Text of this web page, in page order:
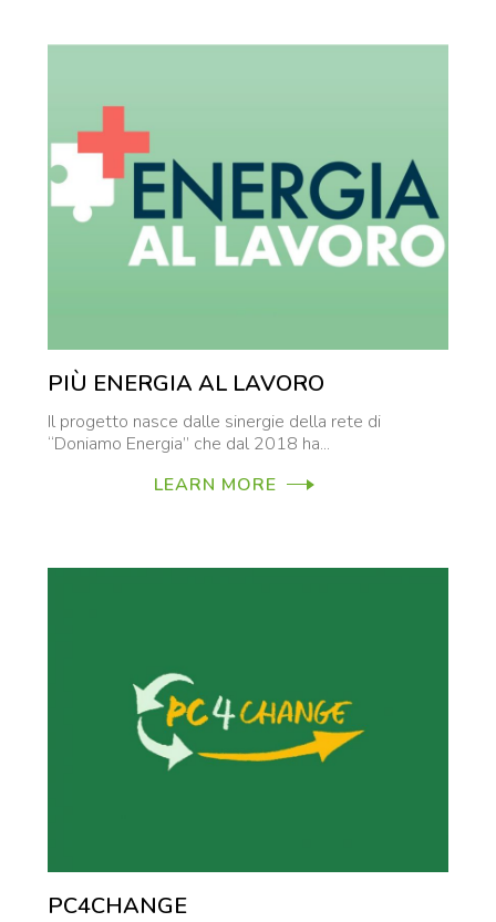
PIÙ ENERGIA AL LAVORO
Il progetto nasce dalle sinergie della rete di
“Doniamo Energia” che dal 2018 ha...
LEARN MORE
PC4CHANGE